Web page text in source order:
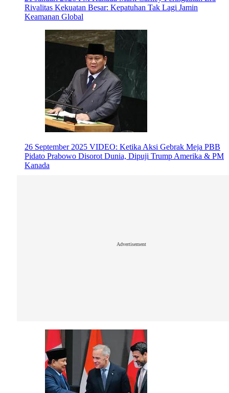
Rivalitas Kekuatan Besar: Kepatuhan Tak Lagi Jamin
Keamanan Global
26 September 2025 VIDEO: Ketika Aksi Gebrak Meja PBB
Pidato Prabowo Disorot Dunia, Dipuji Trump Amerika & PM
Kanada
Advertisement